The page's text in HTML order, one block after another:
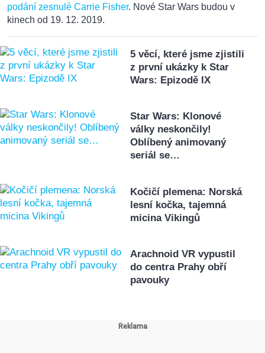
podání zesnulé Carrie Fisher. Nové Star Wars budou v
kinech od 19. 12. 2019.
5 věcí, které jsme zjistili
z první ukázky k Star
Wars: Epizodě IX
Star Wars: Klonové
války neskončily!
Oblíbený animovaný
seriál se…
Kočičí plemena: Norská
lesní kočka, tajemná
micina Vikingů
Arachnoid VR vypustil
do centra Prahy obří
pavouky